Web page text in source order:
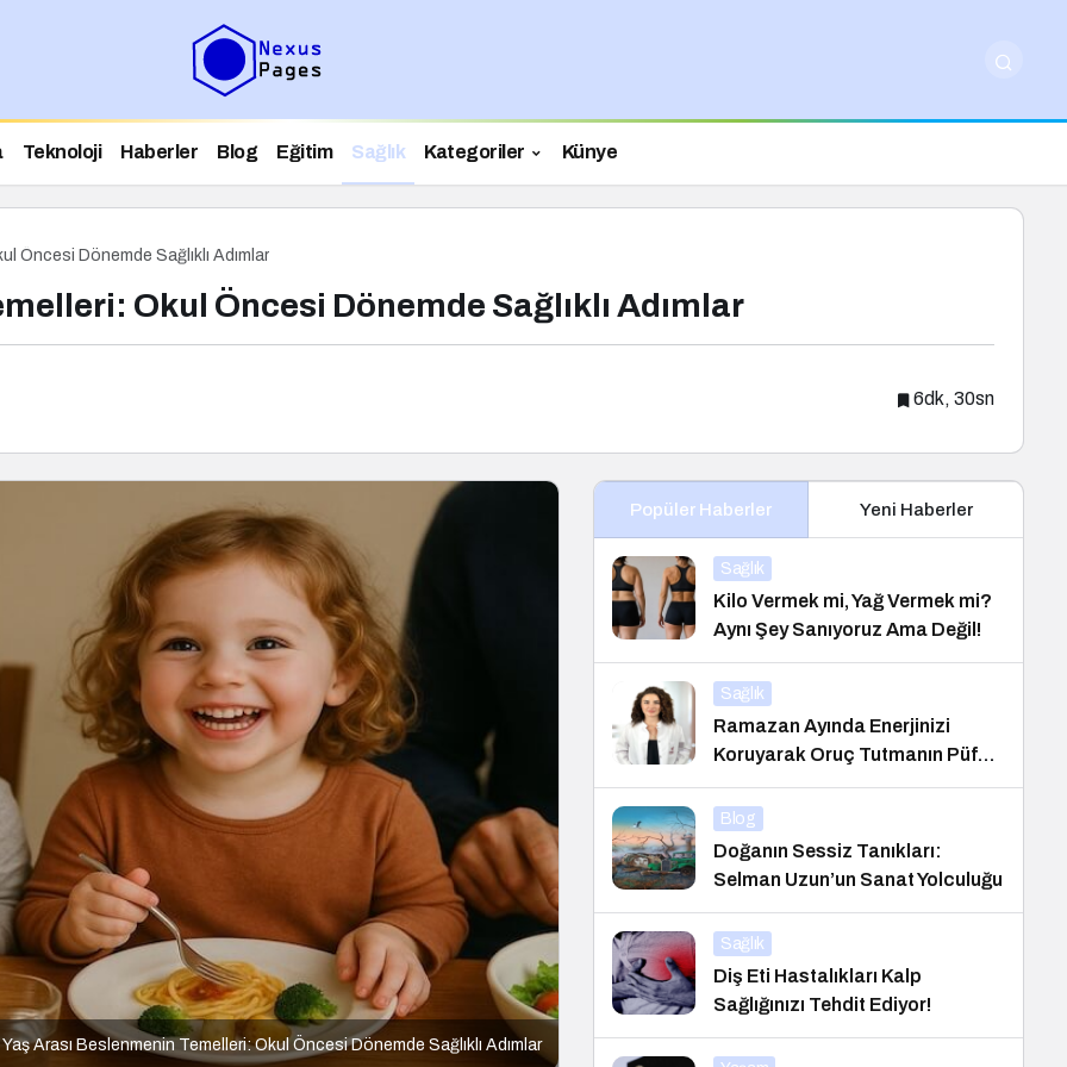
Teknoloji Haberler Blog Eğitim Sağlık Kategoriler Künye
Öncesi Dönemde Sağlıklı Adımlar
Okul Öncesi Dönemde Sağlıklı Adımlar
6dk, 30sn
Arası Beslenmenin Temelleri: Okul Öncesi Dönemde Sağlıklı Adımlar
Popüler Haberler Yeni Haberler
Sağlık
Kilo Vermek mi, Yağ Vermek mi?
Aynı Şey Sanıyoruz Ama Değil!
Sağlık
Ramazan Ayında Enerjinizi
Koruyarak Oruç Tutmanın Püf
Noktaları
Blog
Doğanın Sessiz Tanıkları:
Selman Uzun’un Sanat Yolculuğu
Sağlık
Diş Eti Hastalıkları Kalp
Sağlığınızı Tehdit Ediyor!